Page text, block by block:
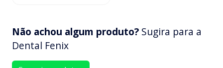
Não achou algum produto? Sugira para a
Dental Fenix